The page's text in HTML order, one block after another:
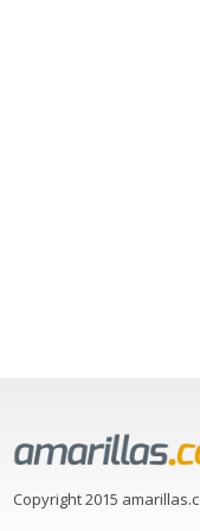
Copyright 2015